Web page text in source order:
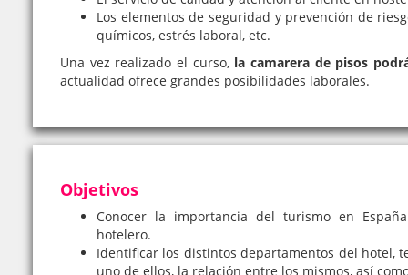
Los elementos de seguridad y prevención de
químicos, estrés laboral, etc.
Una vez realizado el curso, la camarera de pisos
actualidad ofrece grandes posibilidades laborales.
Objetivos
Conocer la importancia del turismo en
hotelero.
Identificar los distintos departamentos del hotel,
uno de ellos, la relación entre los mismos, así